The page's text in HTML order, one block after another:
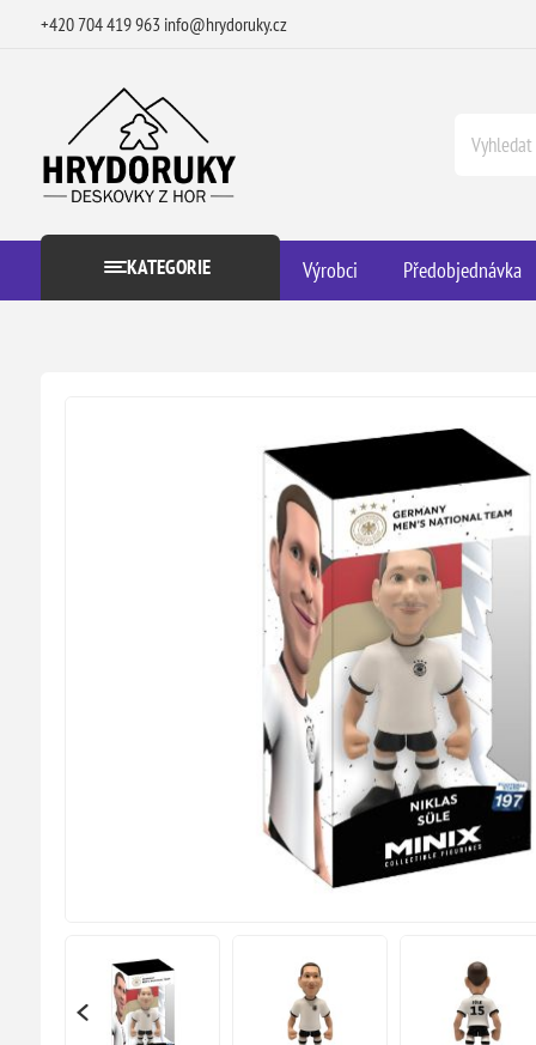
+420 704 419 963 info@hrydoruky.cz
KATEGORIE Výrobci Předobjednávka